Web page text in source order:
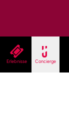
Erlebnisse Concierge